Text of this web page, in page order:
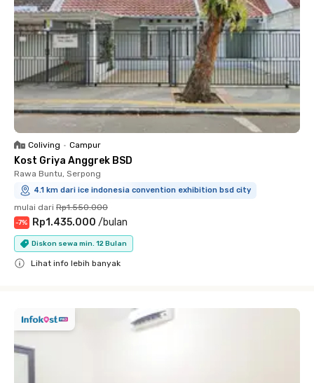
Coliving • Campur
Kost Griya Anggrek BSD
Rawa Buntu, Serpong
4.1 km dari ice indonesia convention exhibition bsd city
mulai dari Rp1.550.000
-7% Rp1.435.000 /bulan
Diskon sewa min. 12 Bulan
Lihat info lebih banyak